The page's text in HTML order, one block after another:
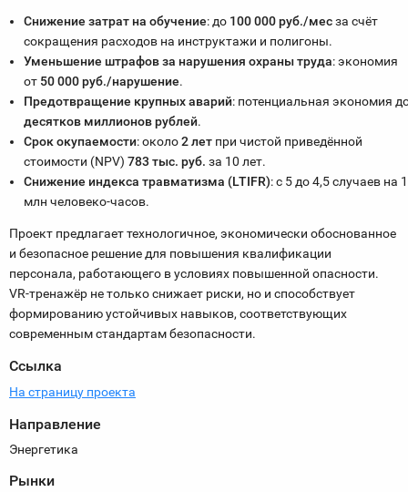
Снижение затрат на обучение: до 100 000 руб./месза счёт
сокращения расходов на инструктажи и полигоны.
Уменьшение штрафов за нарушения охраны труда: экономия
от 50 000 руб./нарушение.
Предотвращение крупных аварий: потенциальная экономия
десятков миллионов рублей.
Срок окупаемости: около2 лет при чистой приведённой
стоимости (NPV)783 тыс. руб. за 10 лет.
Снижение индекса травматизма (LTIFR): с 5 до 4,5 случаев на 1
млн человеко-часов.
Проект предлагает технологичное, экономически обоснованное
и безопасное решение для повышения квалификации
персонала, работающего в условиях повышенной опасности.
VR-тренажёр не только снижает риски, но и способствует
формированию устойчивых навыков, соответствующих
современным стандартам безопасности.
Ссылка
На страницу проекта
Направление
Энергетика
Рынки